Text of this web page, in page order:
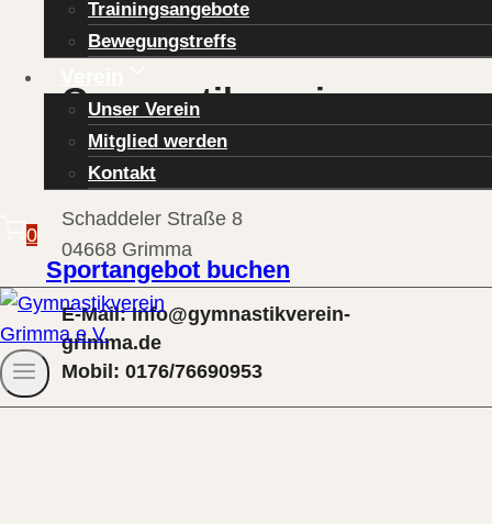
Trainingsangebote
Bewegungstreffs
Unser Verein
Mitglied werden
Kontakt
0
Sportangebot buchen
Gymnastikverein
Grimma e.V.
Schaddeler Straße 8
04668 Grimma
E-Mail: Info@gymnastikverein-
grimma.de
Mobil: 0176/76690953